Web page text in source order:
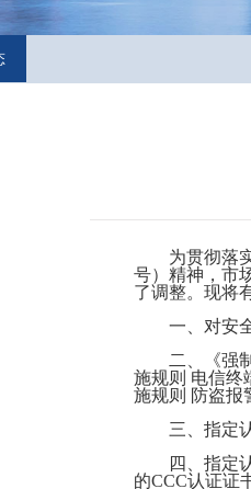
为贯彻落
号）精神，市
了调整。现将
一、对安
二、《强
施规则 电信终
施规则 防盗报
三、指定
四、指定
的CCC认证证